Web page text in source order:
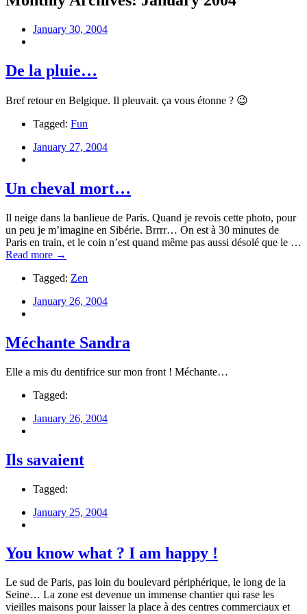
January 30, 2004
De la pluie…
Bref retour en Belgique. Il pleuvait. ça vous étonne ? 😉
Tagged: Fun
January 27, 2004
Un cheval mort…
Il neige dans la banlieue de Paris. Quand je revois cette photo, pour
un peu je m’imagine en Sibérie. Brrrr… On est à 30 minutes de
Paris en train, et le coin n’est quand même pas aussi désolé que le …
Read more →
Tagged: Zen
January 26, 2004
Méchante Sandra
Elle a mis du dentifrice sur mon front ! Méchante…
Tagged:
January 26, 2004
Ils savaient
Tagged:
January 25, 2004
You know what ? I am happy !
Le sud de Paris, pas loin du boulevard périphérique, le long de la
Seine… La zone est devenue un immense chantier qui rase les
vieilles maisons pour laisser la place à des centres commerciaux et